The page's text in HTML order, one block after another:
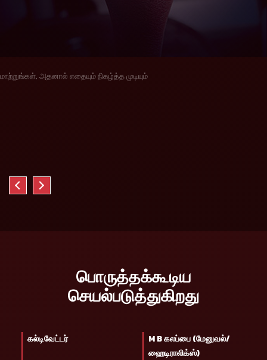
மாற்றுங்கள், அதனால் எதையும் நிகழ்த்த முடியும்
பொருத்தக்கூடிய
செயல்படுத்துகிறது
கல்டிவேட்டர்
M B கலப்பை (மேனுவல்/
ஹைடிராலிக்ஸ்)